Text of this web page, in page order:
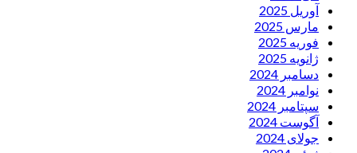
آوریل 2025
مارس 2025
فوریه 2025
ژانویه 2025
دسامبر 2024
نوامبر 2024
سپتامبر 2024
آگوست 2024
جولای 2024